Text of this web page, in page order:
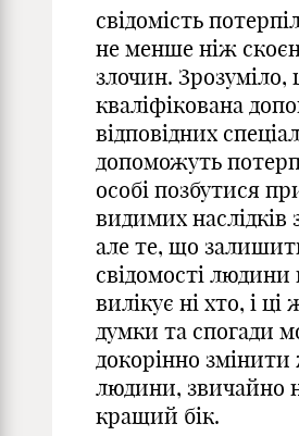
свідомість
не менше ніж
злочин. Зрозуміло,
кваліфікована
відповідних
допоможуть
особі позбутися
видимих наслідків
але те, що
свідомості людини
вилікує ні хто, і ці
думки та спогади
докорінно
людини, звичайно
кращий бік.